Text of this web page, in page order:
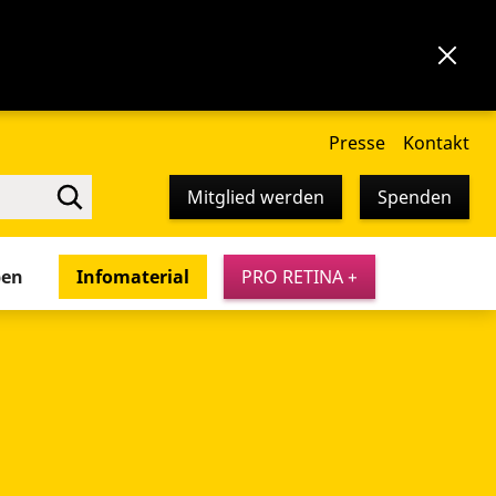
Presse Kontakt
Mitglied werden Spenden
Infomaterial PRO RETINA +